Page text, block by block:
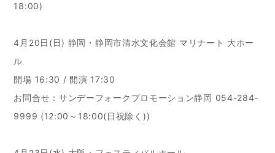
18:00)
4月20日(日) 静岡・静岡市清水文化会館 マリナート 大ホー
ル
開場 16:30 / 開演 17:30
お問合せ：サンデーフォークプロモーション静岡 054-284-
9999 (12:00～18:00(日祝除く))